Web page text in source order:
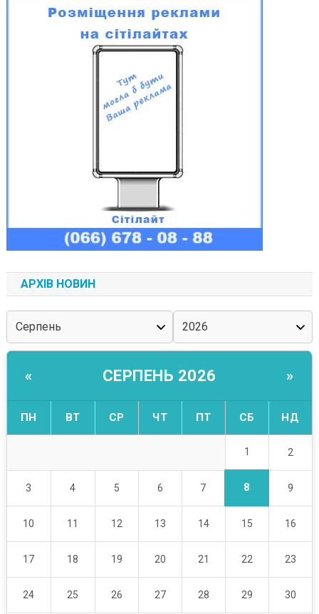
АРХІВ НОВИН
« СЕРПЕНЬ 2026 »
ПН ВТ СР ЧТ ПТ СБ НД
1 2
3 4 5 6 7 8 9
10 11 12 13 14 15 16
17 18 19 20 21 22 23
24 25 26 27 28 29 30